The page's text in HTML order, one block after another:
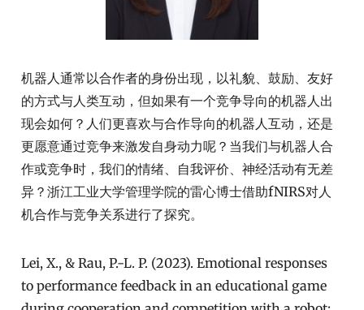
机器人通常以合作者的身份出现，以礼貌、鼓励、友好
的方式与人类互动，但如果有一个竞争导向的机器人出
现会如何？人们更喜欢与合作导向的机器人互动，还是
更愿意通过竞争来激发自身动力呢？当我们与机器人合
作或竞争时，我们的情绪、自我评价、神经活动有无差
异？浙江工业大学管理学院的雷心博士借助fNIRS对人
机合作与竞争关系进行了探究。
Lei, X., & Rau, P.-L. P. (2023). Emotional responses
to performance feedback in an educational game